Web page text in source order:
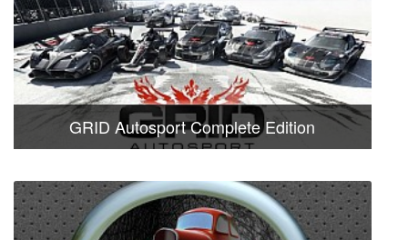
GRID Autosport Complete Edition